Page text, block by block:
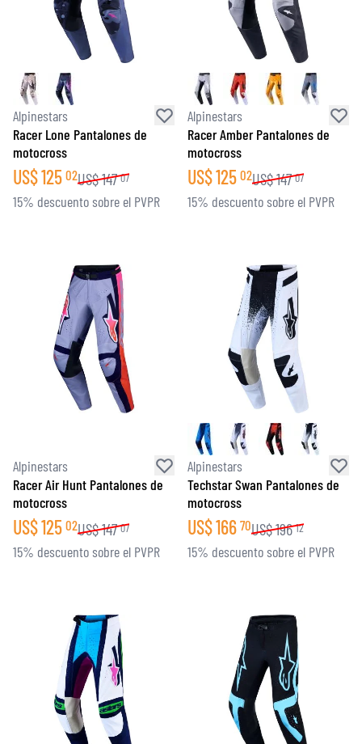
Alpinestars
Racer Lone Pantalones de
motocross
US$125 02US$147 07
15% descuento sobre el PVPR
Alpinestars
Racer Amber Pantalones de
motocross
US$125 02US$147 07
15% descuento sobre el PVPR
Alpinestars
Racer Air Hunt Pantalones de
motocross
US$125 02US$147 07
15% descuento sobre el PVPR
Alpinestars
Techstar Swan Pantalones de
motocross
US$166 70US$196 12
15% descuento sobre el PVPR